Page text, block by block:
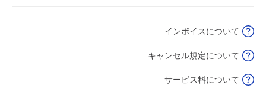
12:00～24:00
空き1
インボイスについて
キャンセル規定について
サービス料について